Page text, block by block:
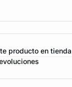
producto en tienda